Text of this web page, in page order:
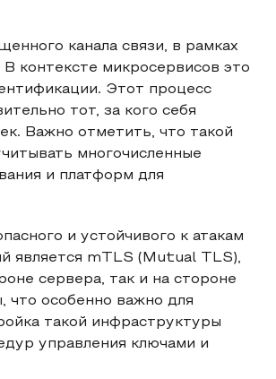
канала связи, в рамках
контексте микросервисов это
Этот процесс
тот, за кого себя
Важно отметить, что такой
многочисленные
и платформ для
и устойчивого к атакам
является mTLS (Mutual TLS),
сервера, так и на стороне
что особенно важно для
такой инфраструктуры
управления ключами и